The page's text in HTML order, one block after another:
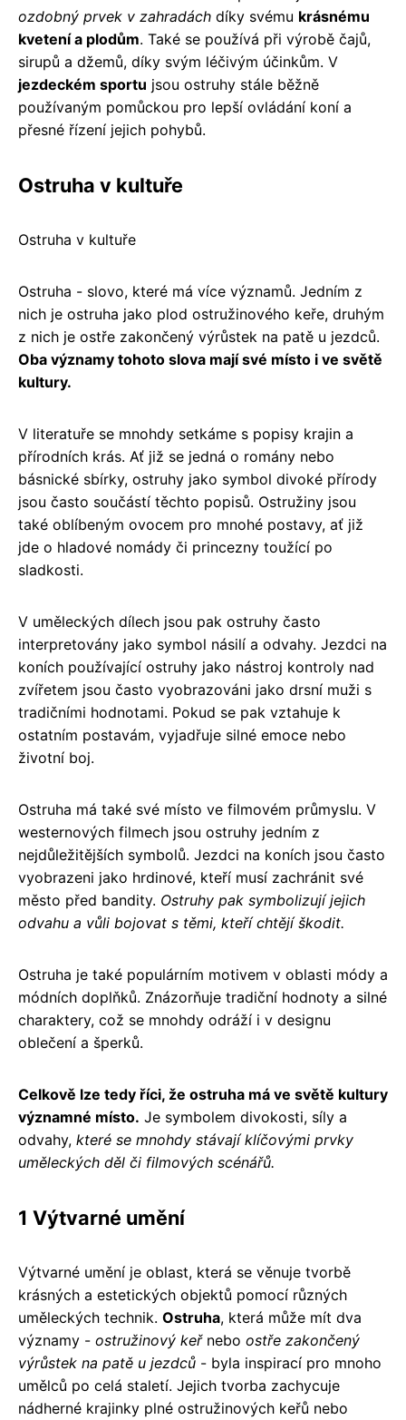
ozdobný prvek v zahradách díky svému krásnému
kvetení a plodům. Také se používá při výrobě čajů,
sirupů a džemů, díky svým léčivým účinkům. V
jezdeckém sportu jsou ostruhy stále běžně
používaným pomůckou pro lepší ovládání koní a
přesné řízení jejich pohybů.
Ostruha v kultuře
Ostruha v kultuře
Ostruha - slovo, které má více významů. Jedním z
nich je ostruha jako plod ostružinového keře, druhým
z nich je ostře zakončený výrůstek na patě u jezdců.
Oba významy tohoto slova mají své místo i ve světě
kultury.
V literatuře se mnohdy setkáme s popisy krajin a
přírodních krás. Ať již se jedná o romány nebo
básnické sbírky, ostruhy jako symbol divoké přírody
jsou často součástí těchto popisů. Ostružiny jsou
také oblíbeným ovocem pro mnohé postavy, ať již
jde o hladové nomády či princezny toužící po
sladkosti.
V uměleckých dílech jsou pak ostruhy často
interpretovány jako symbol násilí a odvahy. Jezdci na
koních používající ostruhy jako nástroj kontroly nad
zvířetem jsou často vyobrazováni jako drsní muži s
tradičními hodnotami. Pokud se pak vztahuje k
ostatním postavám, vyjadřuje silné emoce nebo
životní boj.
Ostruha má také své místo ve filmovém průmyslu. V
westernových filmech jsou ostruhy jedním z
nejdůležitějších symbolů. Jezdci na koních jsou často
vyobrazeni jako hrdinové, kteří musí zachránit své
město před bandity. Ostruhy pak symbolizují jejich
odvahu a vůli bojovat s těmi, kteří chtějí škodit.
Ostruha je také populárním motivem v oblasti módy a
módních doplňků. Znázorňuje tradiční hodnoty a silné
charaktery, což se mnohdy odráží i v designu
oblečení a šperků.
Celkově lze tedy říci, že ostruha má ve světě kultury
významné místo. Je symbolem divokosti, síly a
odvahy, které se mnohdy stávají klíčovými prvky
uměleckých děl či filmových scénářů.
1 Výtvarné umění
Výtvarné umění je oblast, která se věnuje tvorbě
krásných a estetických objektů pomocí různých
uměleckých technik. Ostruha, která může mít dva
významy - ostružinový keřnebo ostře zakončený
výrůstek na patě u jezdců - byla inspirací pro mnoho
umělců po celá staletí. Jejich tvorba zachycuje
nádherné krajinky plné ostružinových keřů nebo